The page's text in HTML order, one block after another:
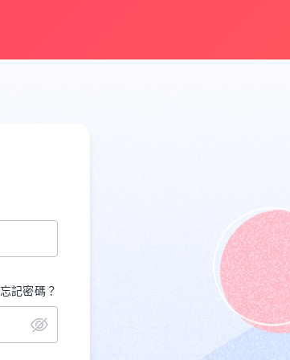
忘記密碼？